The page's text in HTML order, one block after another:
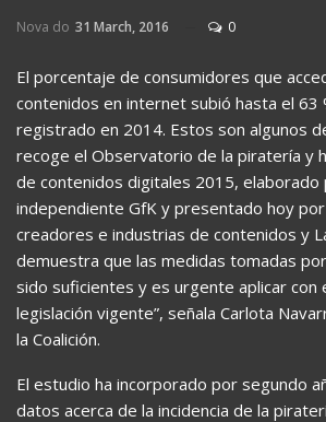
Nova do 31 March, 2016 0
El porcentaje de consumidores que
contenidos en internet subió hasta el 63
registrado en 2014. Estos son algunos
recoge el Observatorio de la piratería y
de contenidos digitales 2015, elaborado
independiente GfK y presentado hoy por
creadores e industrias de contenidos y
demuestra que las medidas tomadas
sido suficientes y es urgente aplicar con
legislación vigente”, señala Carlota
la Coalición.
El estudio ha incorporado por segundo
datos acerca de la incidencia de la